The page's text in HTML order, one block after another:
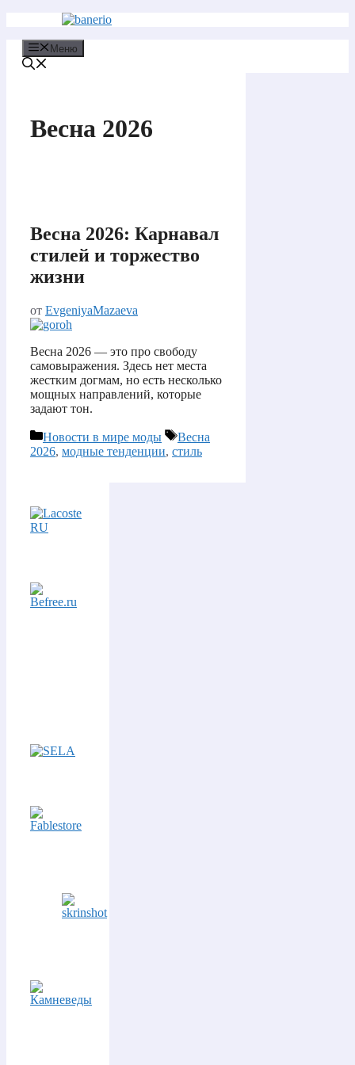
содержимому
Меню
Весна 2026
Весна 2026: Карнавал
стилей и торжество
жизни
от EvgeniyaMazaeva
Весна 2026 — это про свободу
самовыражения. Здесь нет места
жестким догмам, но есть несколько
мощных направлений, которые
задают тон.
Рубрики
Новости в мире моды Метки
Весна
2026, модные тенденции, стиль